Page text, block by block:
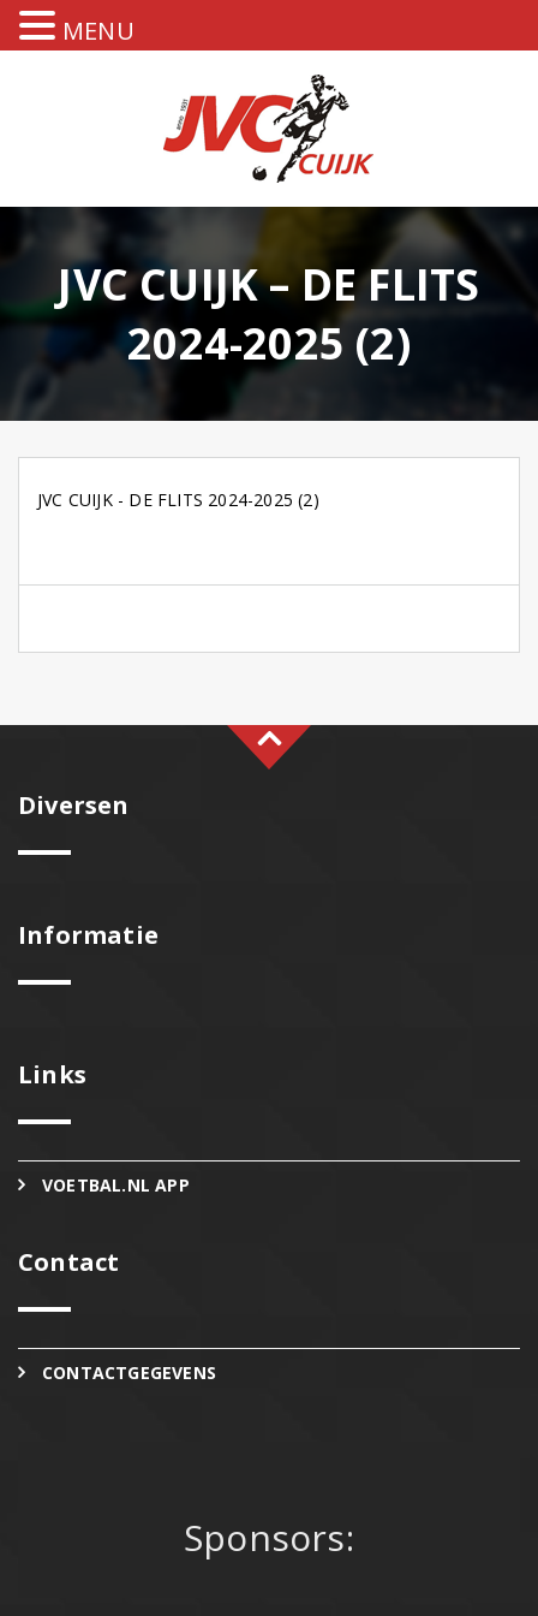
JVC CUIJK – DE FLITS
2024-2025 (2)
JVC CUIJK - DE FLITS 2024-2025 (2)
Diversen
Informatie
Links
VOETBAL.NL APP
Contact
CONTACTGEGEVENS
Sponsors:
MENU